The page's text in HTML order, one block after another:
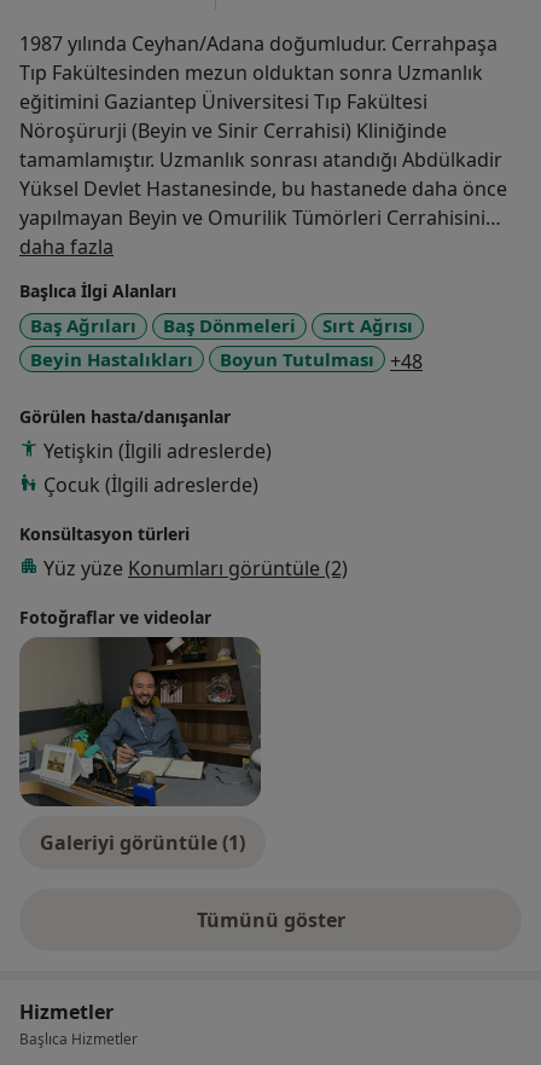
1987 yılında Ceyhan/Adana doğumludur. Cerrahpaşa
Tıp Fakültesinden mezun olduktan sonra Uzmanlık
eğitimini Gaziantep Üniversitesi Tıp Fakültesi
Nöroşürurji (Beyin ve Sinir Cerrahisi) Kliniğinde
tamamlamıştır. Uzmanlık sonrası atandığı Abdülkadir
Yüksel Devlet Hastanesinde, bu hastanede daha önce
yapılmayan Beyin ve Omurilik Tümörleri Cerrahisini
çok sayıda hastasında başarıyla gerçekleştirmiştir. Eylül
2023 tarihi itibariyle Gaziantep Özel Bossan
Hastanesinde muayene ve ameliyatlarına devam
etmektedir. Fotoğrafçılık ve doğa yürüyüşleri hobileri
arasındadır. Op. Dr. Ali ATADAĞ, alanındaki güncel
ışığında fayda sağlamaya çalışmaktadır.
daha fazla
Başlıca İlgi Alanları
Baş Ağrıları Baş Dönmeleri
Sırt Ağrısı
Beyin Hastalıkları
Boyun Tutulması +48
Görülen hasta/danışanlar
Yetişkin (İlgili adreslerde)
Çocuk (İlgili adreslerde)
Konsültasyon türleri
Yüz yüze Konumları görüntüle (2)
Fotoğraflar ve videolar
Galeriyi görüntüle (1)
Tümünü gösterdeneyim hakkında
Hizmetler
Başlıca Hizmetler